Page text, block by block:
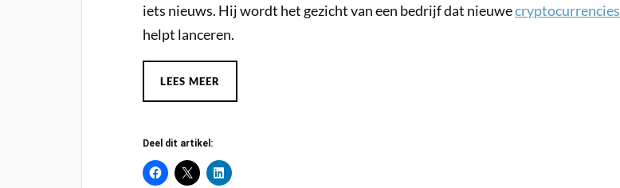
iets nieuws. Hij wordt het gezicht van een bedrijf dat nieuwecryptocurrencies
helpt lanceren.
LEES MEER
Deel dit artikel: